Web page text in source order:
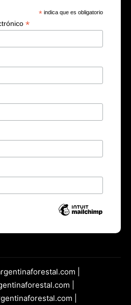
* indica que es obligatorio
*
|
|
|